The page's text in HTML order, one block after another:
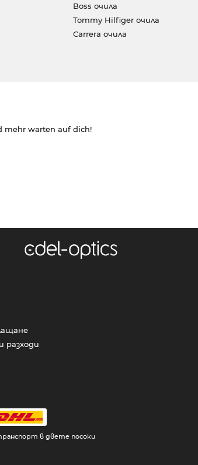
Boss очила
Tommy Hilfiger очила
Carrera очила
mehr warten auf dich!
разходи
в двете посоки